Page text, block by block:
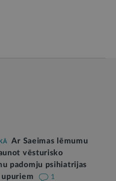
Ar Saeimas lēmumu
vēsturisko
padomju psihiatrijas
1